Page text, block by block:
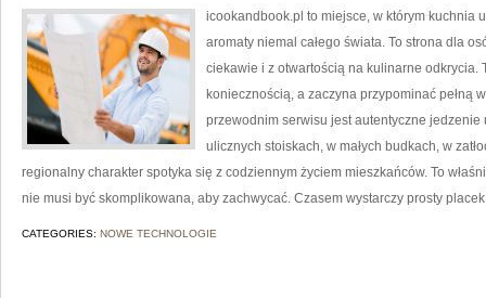
icookandbook.pl to miejsce, w którym kuchnia
aromaty niemal całego świata. To strona dla
ciekawie i z otwartością na kulinarne odkrycia.
koniecznością, a zaczyna przypominać pełną
przewodnim serwisu jest autentyczne
ulicznych stoiskach, w małych budkach, w
regionalny charakter spotyka się z codziennym życiem mieszkańców. To
nie musi być skomplikowana, aby zachwycać. Czasem wystarczy prosty
CATEGORIES: NOWE TECHNOLOGIE